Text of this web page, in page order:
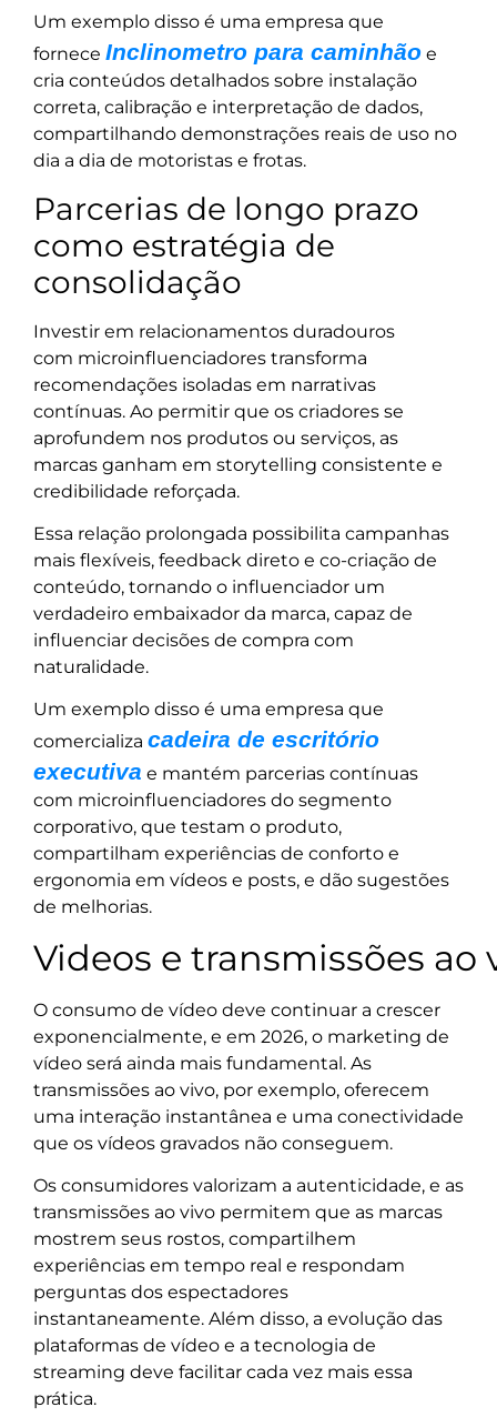
Um exemplo disso é uma empresa que
fornece Inclinometro para caminhão e
cria conteúdos detalhados sobre instalação
correta, calibração e interpretação de dados,
compartilhando demonstrações reais de uso no
dia a dia de motoristas e frotas.
Parcerias de longo prazo
como estratégia de
consolidação
Investir em relacionamentos duradouros
com microinfluenciadores transforma
recomendações isoladas em narrativas
contínuas. Ao permitir que os criadores se
aprofundem nos produtos ou serviços, as
marcas ganham em storytelling consistente e
credibilidade reforçada.
Essa relação prolongada possibilita campanhas
mais flexíveis, feedback direto e co-criação de
conteúdo, tornando o influenciador um
verdadeiro embaixador da marca, capaz de
influenciar decisões de compra com
naturalidade.
Um exemplo disso é uma empresa que
comercializa cadeira de escritório
executiva e mantém parcerias contínuas
com microinfluenciadores do segmento
corporativo, que testam o produto,
compartilham experiências de conforto e
ergonomia em vídeos e posts, e dão sugestões
de melhorias.
Videos e transmissões ao
O consumo de vídeo deve continuar a crescer
exponencialmente, e em 2026, o marketing de
vídeo será ainda mais fundamental. As
transmissões ao vivo, por exemplo, oferecem
uma interação instantânea e uma conectividade
que os vídeos gravados não conseguem.
Os consumidores valorizam a autenticidade, e as
transmissões ao vivo permitem que as marcas
mostrem seus rostos, compartilhem
experiências em tempo real e respondam
perguntas dos espectadores
instantaneamente. Além disso, a evolução das
plataformas de vídeo e a tecnologia de
streaming deve facilitar cada vez mais essa
prática.